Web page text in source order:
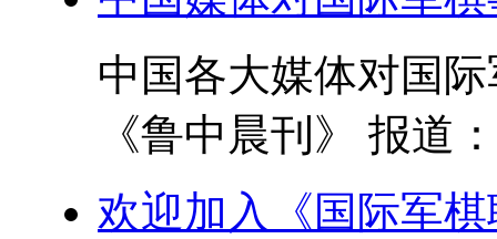
中国各大媒体对国
《鲁中晨刊》 报道
欢迎加入《国际军